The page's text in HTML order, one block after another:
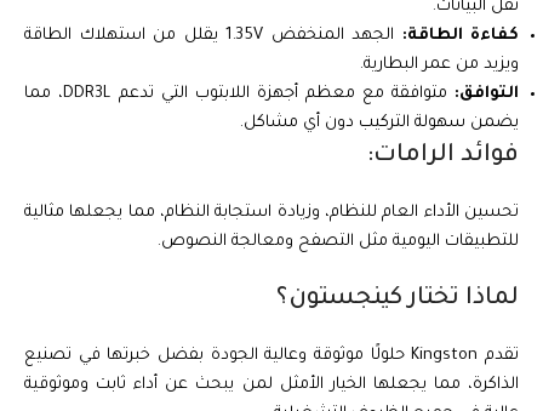
نقل البيانات.
كفاءة الطاقة:
الجهد المنخفض 1.35V يقلل من استهلاك الطاقة
ويزيد من عمر البطارية.
التوافق:
متوافقة مع معظم أجهزة اللابتوب التي تدعم DDR3L، مما
يضمن سهولة التركيب دون أي مشاكل.
فوائد الرامات:
تحسين الأداء العام للنظام، وزيادة استجابة النظام، مما يجعلها مثالية
للتطبيقات اليومية مثل التصفح ومعالجة النصوص.
لماذا تختار كينجستون؟
تقدم Kingston حلولًا موثوقة وعالية الجودة بفضل خبرتها في تصنيع
الذاكرة، مما يجعلها الخيار الأمثل لمن يبحث عن أداء ثابت وموثوقية